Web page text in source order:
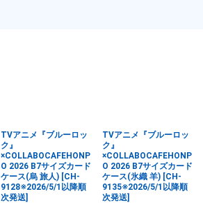
TVアニメ『ブルーロッ
ク』
×COLLABOCAFEHONP
O 2026 B7サイズカード
ケース(烏 旅人) [CH-
9128※2026/5/1以降順
次発送]
TVアニメ『ブルーロッ
ク』
×COLLABOCAFEHONP
O 2026 B7サイズカード
ケース(氷織 羊) [CH-
9135※2026/5/1以降順
次発送]